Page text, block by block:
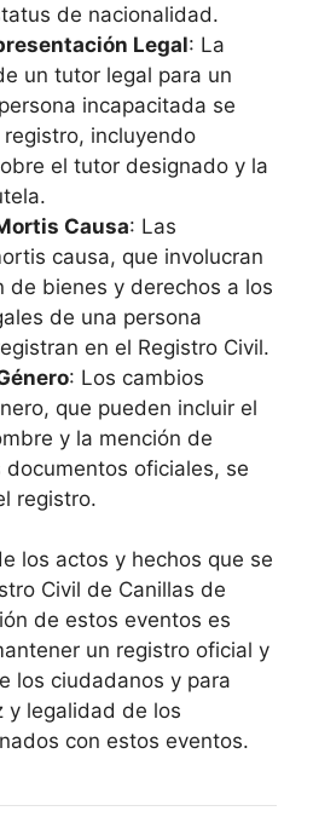
de nacionalidad.
Legal: La
un tutor legal para un
incapacitada se
incluyendo
el tutor designado y la
Causa: Las
causa, que involucran
de bienes y derechos a los
de una persona
en el Registro Civil.
: Los cambios
que pueden incluir el
y la mención de
documentos oficiales, se
registro.
los actos y hechos que se
Civil de Canillas de
de estos eventos es
un registro oficial y
los ciudadanos y para
y legalidad de los
con estos eventos.